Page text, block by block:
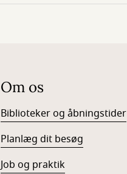
Om os
Biblioteker og åbningstider
Planlæg dit besøg
Job og praktik